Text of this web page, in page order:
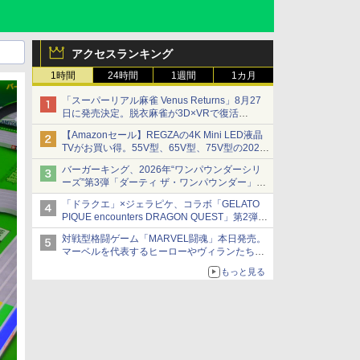
アクセスランキング
1時間 24時間 1週間 1カ月
「スーパーリアル麻雀 Venus Returns」8月27
日に発売決定。脱衣麻雀が3D×VRで復活
発売から2週間は20%オフになるセールが実施
【Amazonセール】REGZAの4K Mini LED液晶
TVがお買い得。55V型、65V型、75V型の2026
年モデルがラインナップ
バーガーキング、2026年“ワンパウンダーシリ
ーズ”第3弾「ダーティ ザ・ワンパウンダー」を
8月7日発売
「特製ガーリックマヨソース」を使用した超大
型チーズバーガー
「ドラクエ」×ジェラピケ、コラボ「GELATO
PIQUE encounters DRAGON QUEST」第2弾が
本日発売
アイスカップに入ったスライムやわたぼう、ベ
ビーサタンなどがオリジナルアートで登場
対戦型格闘ゲーム「MARVEL闘魂」本日発売。
マーベルを代表するヒーローやヴィランたちが
「GUILTY GEAR」などの格ゲーを手掛けるア
もっと見る